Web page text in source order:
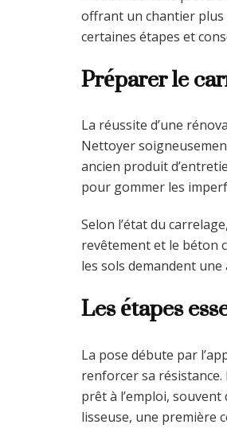
offrant un chantier plus
certaines étapes et
Préparer le
La réussite d’une
Nettoyer
ancien produit
pour gommer les
Selon l’état du
revêtement et le béton
les sols demandent
Les étapes
La pose débute par
renforcer sa
prêt à l’emploi,
lisseuse, une première